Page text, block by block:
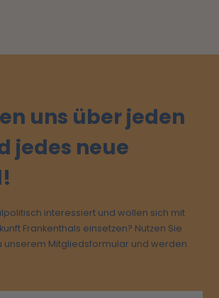
uns über jeden
jedes neue
interessiert und wollen sich mit
Frankenthals einsetzen? Nutzen Sie
unserem Mitgliedsformular und werden